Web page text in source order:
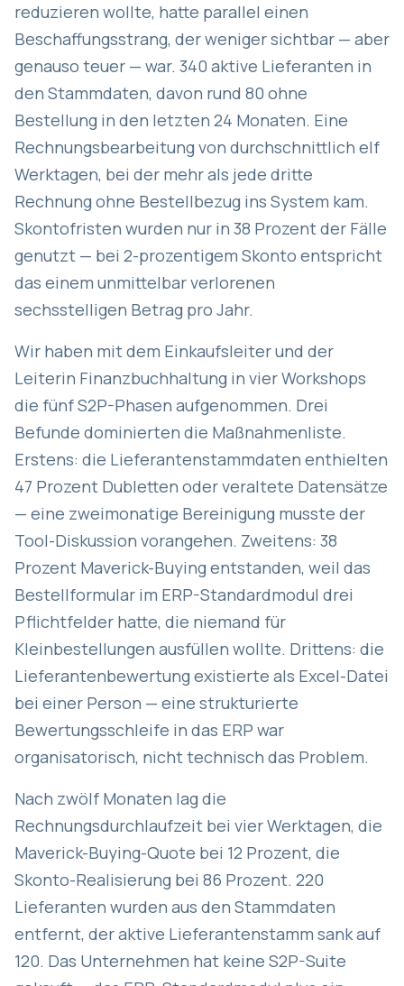
reduzieren wollte, hatte parallel einen
Beschaffungsstrang, der weniger sichtbar — aber
genauso teuer — war. 340 aktive Lieferanten in
den Stammdaten, davon rund 80 ohne
Bestellung in den letzten 24 Monaten. Eine
Rechnungsbearbeitung von durchschnittlich elf
Werktagen, bei der mehr als jede dritte
Rechnung ohne Bestellbezug ins System kam.
Skontofristen wurden nur in 38 Prozent der Fälle
genutzt — bei 2-prozentigem Skonto entspricht
das einem unmittelbar verlorenen
sechsstelligen Betrag pro Jahr.
Wir haben mit dem Einkaufsleiter und der
Leiterin Finanzbuchhaltung in vier Workshops
die fünf S2P-Phasen aufgenommen. Drei
Befunde dominierten die Maßnahmenliste.
Erstens: die Lieferantenstammdaten enthielten
47 Prozent Dubletten oder veraltete Datensätze
— eine zweimonatige Bereinigung musste der
Tool-Diskussion vorangehen. Zweitens: 38
Prozent Maverick-Buying entstanden, weil das
Bestellformular im ERP-Standardmodul drei
Pflichtfelder hatte, die niemand für
Kleinbestellungen ausfüllen wollte. Drittens: die
Lieferantenbewertung existierte als Excel-Datei
bei einer Person — eine strukturierte
Bewertungsschleife in das ERP war
organisatorisch, nicht technisch das Problem.
Nach zwölf Monaten lag die
Rechnungsdurchlaufzeit bei vier Werktagen, die
Maverick-Buying-Quote bei 12 Prozent, die
Skonto-Realisierung bei 86 Prozent. 220
Lieferanten wurden aus den Stammdaten
entfernt, der aktive Lieferantenstamm sank auf
120. Das Unternehmen hat keine S2P-Suite